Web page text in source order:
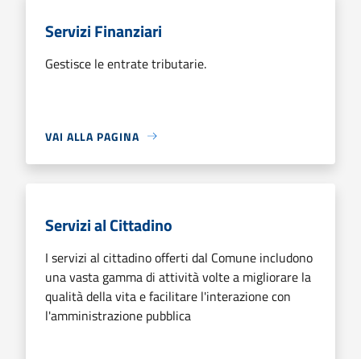
Servizi Finanziari
Gestisce le entrate tributarie.
VAI ALLA PAGINA
Servizi al Cittadino
I servizi al cittadino offerti dal Comune includono
una vasta gamma di attività volte a migliorare la
qualità della vita e facilitare l'interazione con
l'amministrazione pubblica